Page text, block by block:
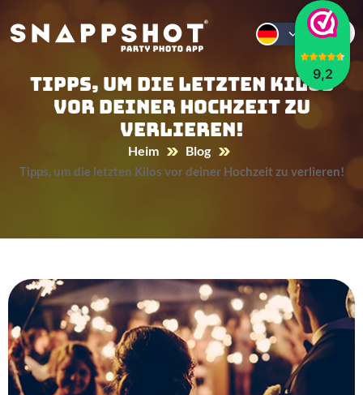
9,2
Tipps, um die letzten Kilos
vor deiner Hochzeit zu
verlieren!
Heim Blog
Tipps, um die letzten Kilos vor deiner Hochzeit zu verlieren!